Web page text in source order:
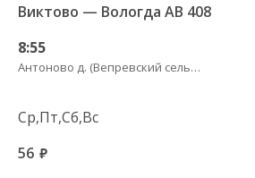
Виктово — Вологда АВ 408
8:55
Антоново д. (Вепревский сельсовет)
Ср,Пт,Сб,Вс
56 руб.